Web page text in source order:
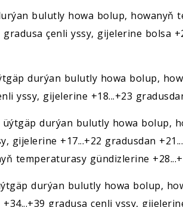
bulutly howa bolup, howanyň
gradusa çenli yssy, gijelerine bolsa
durýan bulutly howa bolup,
yssy, gijelerine +18...+23
üýtgäp durýan bulutly howa bolup,
gijelerine +17...+22 gradusdan
temperaturasy gündizlerine
durýan bulutly howa bolup,
gradusa çenli yssy,